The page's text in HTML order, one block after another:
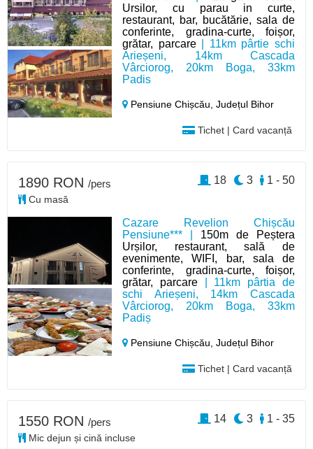
Ursilor, cu parau in curte,
restaurant, bar, bucătărie, sala de
conferinte, gradina-curte, foișor,
grătar, parcare| 11km pârtie schi
Arieșeni, 14km Cascada
Vârciorog, 20km Boga, 33km
Padis
Pensiune Chișcău,Județul Bihor
Tichet | Card vacanță
Cazare Revelion Chișcău
Pensiune*** | 150m de Peștera
Urșilor, restaurant, sală de
evenimente, WIFI, bar, sala de
conferinte, gradina-curte, foișor,
grătar, parcare| 11km pârtia de
schi Arieșeni, 14km Cascada
Vârciorog, 20km Boga, 33km
Padiș
Pensiune Chișcău,Județul Bihor
Tichet | Card vacanță
1890 RON /pers
Cu masă
1 - 50
3
18
1550 RON /pers
Mic dejun și cină incluse
1 - 35
3
14